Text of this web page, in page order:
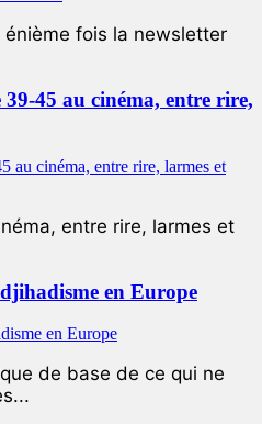
énième fois la newsletter
45 au cinéma, entre rire,
entre rire, larmes et
en Europe
de base de ce qui ne